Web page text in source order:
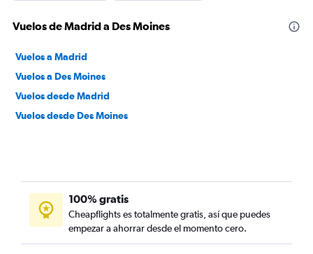
Vuelos de Madrid a Des Moines
Vuelos a Madrid
Vuelos a Des Moines
Vuelos desde Madrid
Vuelos desde Des Moines
100% gratis
Cheapflights es totalmente gratis, así que puedes
empezar a ahorrar desde el momento cero.